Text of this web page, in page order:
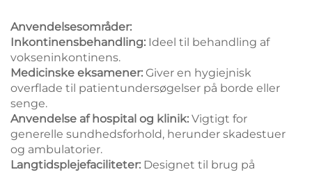
Anvendelsesområder:
Inkontinensbehandling: Ideel til behandling af
vokseninkontinens.
Medicinske eksamener: Giver en hygiejnisk
overflade til patientundersøgelser på borde eller
senge.
Anvendelse af hospital og klinik: Vigtigt for
generelle sundhedsforhold, herunder skadestuer
og ambulatorier.
Langtidsplejefaciliteter: Designet til brug på